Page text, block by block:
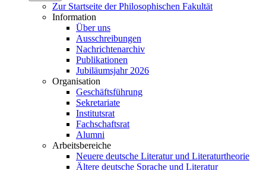
Zur Startseite der Philosophischen Fakultät
Information
Über uns
Ausschreibungen
Nachrichtenarchiv
Publikationen
Jubiläumsjahr 2026
Organisation
Geschäftsführung
Sekretariate
Institutsrat
Fachschaftsrat
Alumni
Arbeitsbereiche
Neuere deutsche Literatur und Literaturtheorie
Ältere deutsche Sprache und Literatur